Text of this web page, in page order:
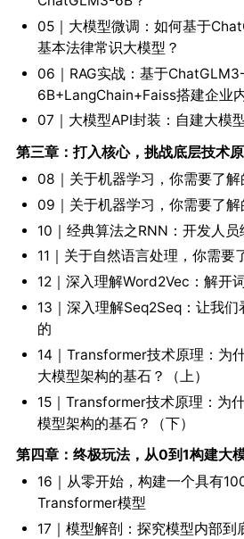
05｜大模型微调：如何基于
基本法律常识大模型？
06｜RAG实战：基于ChatGLM3-
6B+LangChain+Faiss搭建企业
07｜大模型API封装：自建大模
第三章：打入核心，挑战底层技术
08｜关于机器学习，你需要了解
09｜关于机器学习，你需要了解
10｜经典算法之RNN：开发人
11｜关于自然语言处理，你需要
12｜深入理解Word2Vec：解开
13｜深入理解Seq2Seq：让我
的
14｜Transformer技术原理：为
大模型架构的基石？（上）
15｜Transformer技术原理：为
模型架构的基石？（下）
第四章：终极玩法，从0到1构建大
16｜从零开始，构建一个具有
Transformer模型
17｜模型解剖：探究模型内部到